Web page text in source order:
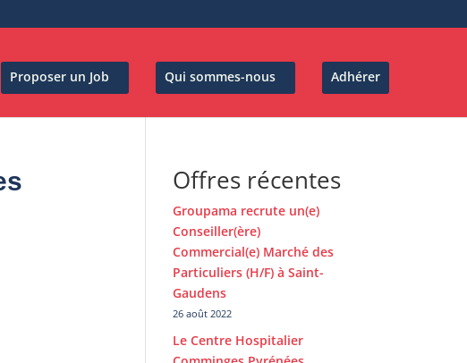
Proposer un Job Qui sommes-nous Adhérer
Offres récentes
Groupama recrute un(e)
Conseiller(ère)
Commercial(e) Marché des
Particuliers (H/F) à Saint-
Gaudens
26 août 2022
Le Centre Hospitalier